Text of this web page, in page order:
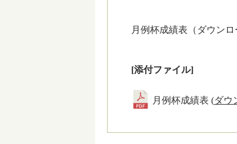
月例杯成績表（ダウン
[添付ファイル]
月例杯成績表 (ダウ